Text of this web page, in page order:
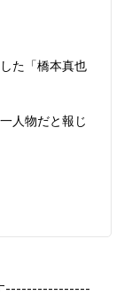
た「橋本真也
人物だと報じ
----------------